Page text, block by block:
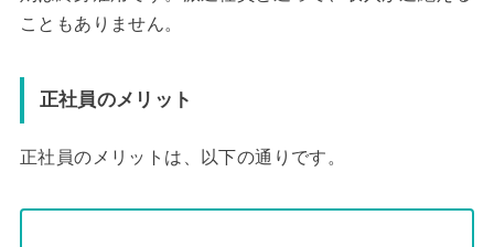
こともありません。
正社員のメリット
正社員のメリットは、以下の通りです。